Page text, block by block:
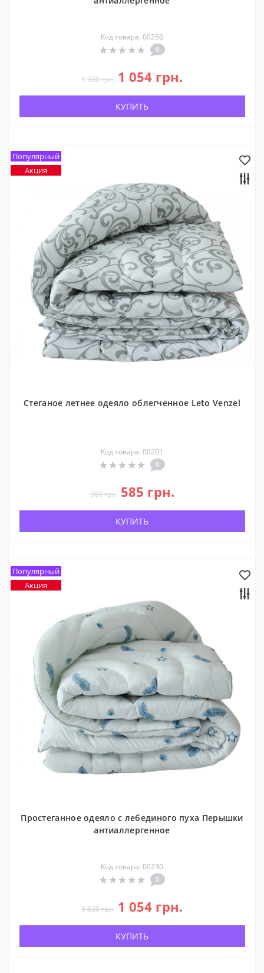
Код товара: 00266
0
1 380 грн. 1 054 грн.
КУПИТЬ
Популярный
Акция
Стеганое летнее одеяло облегченное Leto Venzel
Код товара: 00201
0
980 грн. 585 грн.
КУПИТЬ
Популярный
Акция
Простеганное одеяло с лебединого пуха Перышки
антиаллергенное
Код товара: 00230
0
1 830 грн. 1 054 грн.
КУПИТЬ